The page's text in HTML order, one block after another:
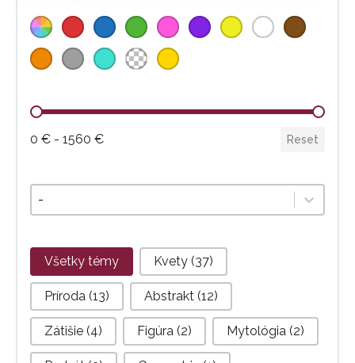
Farba
Oranžová (2)
Šedá (2)
Tyrkysová (2)
Burgundy (1)Zlatá (1)
Cena
0 € - 1560 € Reset
Téma
Všetky témy Kvety (37)
Príroda (13) Abstrakt (12)
Zátišie (4) Figúra (2) Mytológia (2)